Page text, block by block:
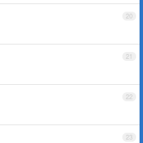
20
21
22
23